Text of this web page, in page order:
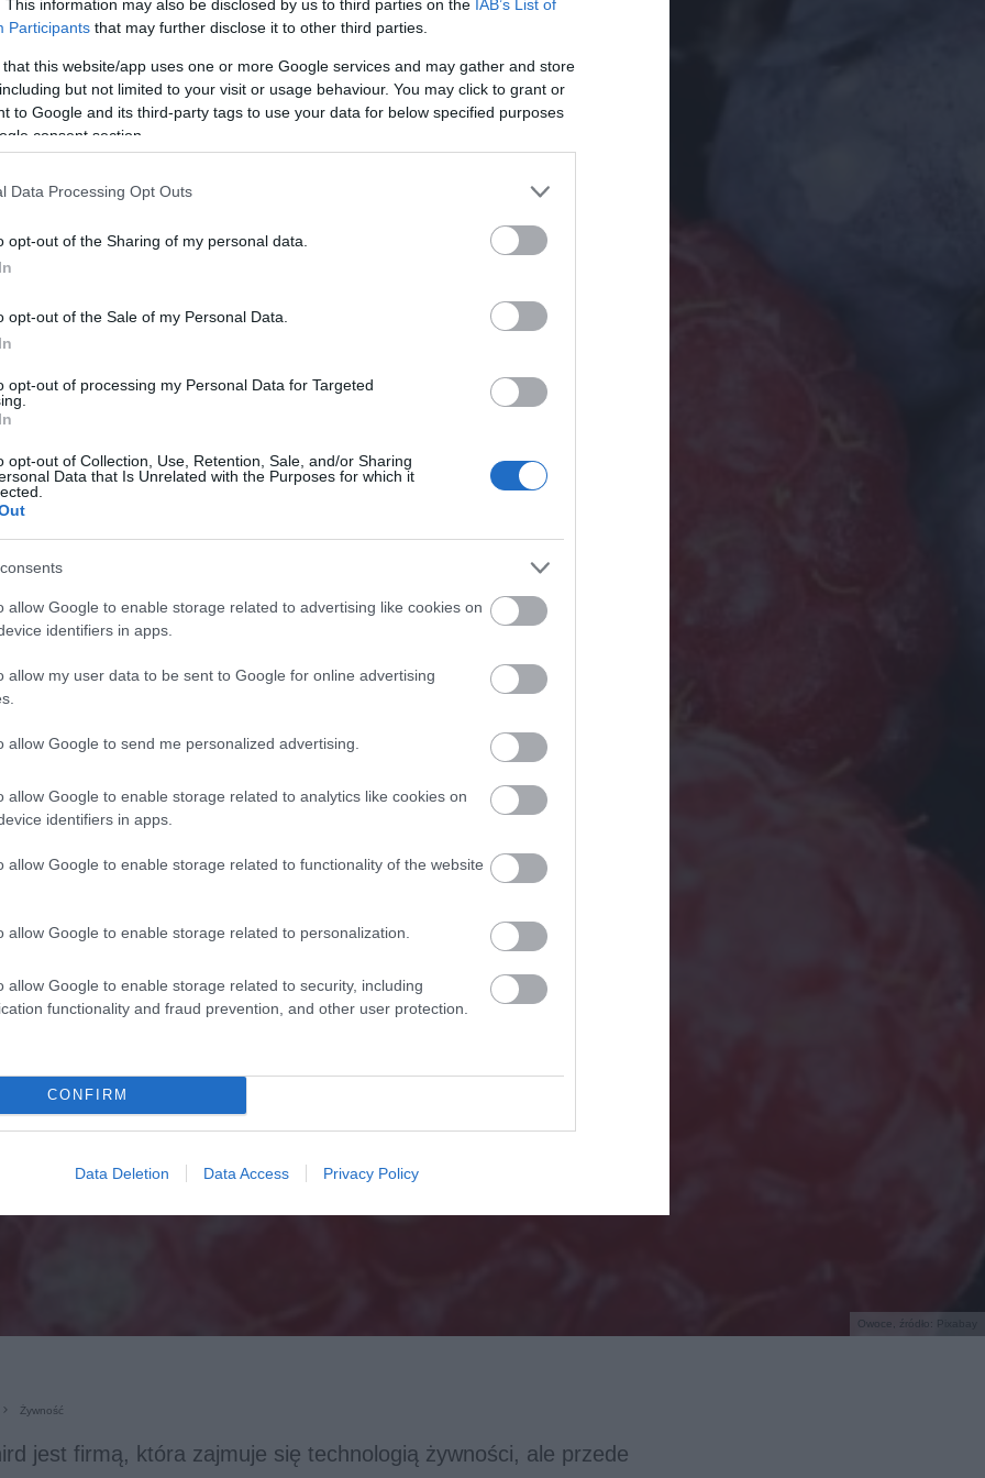
This information may also be disclosed by us to third parties on the IAB’s List of
Participants that may further disclose it to other third parties.
this website/app uses one or more Google services and may gather and store
but not limited to your visit or usage behaviour. You may click to grant or
to Google and its third-party tags to use your data for below specified purposes
consent section.
Data Processing Opt Outs
opt-out of the Sharing of my personal data.
opt-out of the Sale of my Personal Data.
opt-out of processing my Personal Data for Targeted
opt-out of Collection, Use, Retention, Sale, and/or Sharing
Data that Is Unrelated with the Purposes for which it
allow Google to enable storage related to advertising like cookies on
identifiers in apps.
allow my user data to be sent to Google for online advertising
allow Google to send me personalized advertising.
allow Google to enable storage related to analytics like cookies on
identifiers in apps.
allow Google to enable storage related to functionality of the website
allow Google to enable storage related to personalization.
allow Google to enable storage related to security, including
functionality and fraud prevention, and other user protection.
CONFIRM
Data Deletion Data Access Privacy Policy
Owoce, źródło: Pixabay
Żywność
jest firmą, która zajmuje się technologią żywności, ale przede